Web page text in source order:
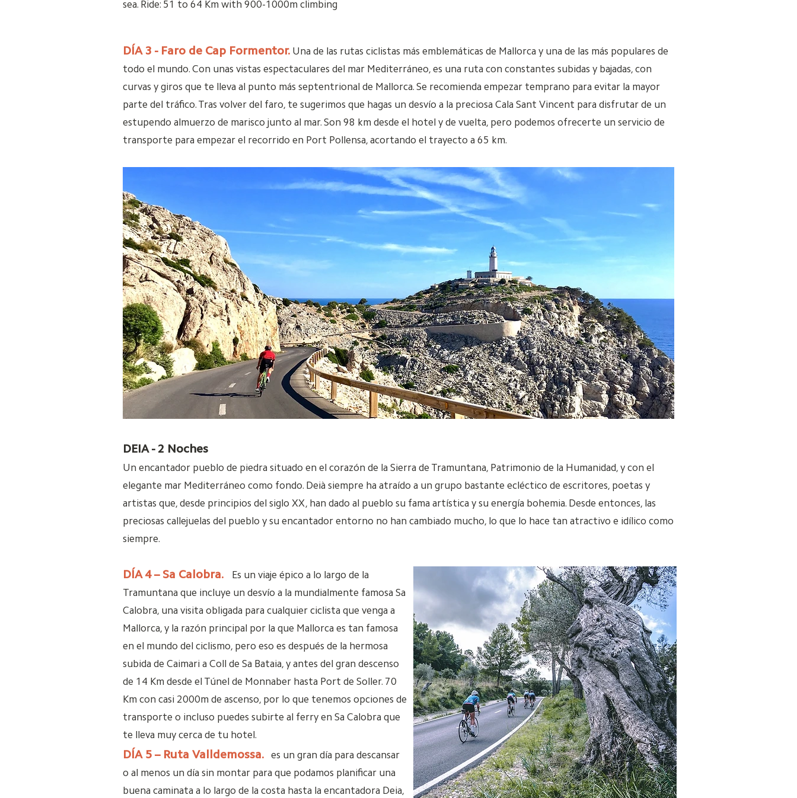
sea. Ride: 51 to 64 Km with 900-1000m climbing
DÍA 3 - Faro de Cap Formentor. Una de las rutas ciclistas más emblemáticas de Mallorca y una de las más populares de
todo el mundo. Con unas vistas espectaculares del mar Mediterráneo, es una ruta con constantes subidas y bajadas, con
curvas y giros que te lleva al punto más septentrional de Mallorca. Se recomienda empezar temprano para evitar la mayor
parte del tráfico. Tras volver del faro, te sugerimos que hagas un desvío a la preciosa Cala Sant Vincent para disfrutar de un
estupendo almuerzo de marisco junto al mar. Son 98 km desde el hotel y de vuelta, pero podemos ofrecerte un servicio de
transporte para empezar el recorrido en Port Pollensa, acortando el trayecto a 65 km.
DEIA - 2 Noches
Un encantador pueblo de piedra situado en el corazón de la Sierra de Tramuntana, Patrimonio de la Humanidad, y con el
elegante mar Mediterráneo como fondo. Deià siempre ha atraído a un grupo bastante ecléctico de escritores, poetas y
artistas que, desde principios del siglo XX, han dado al pueblo su fama artística y su energía bohemia. Desde entonces, las
preciosas callejuelas del pueblo y su encantador entorno no han cambiado mucho, lo que lo hace tan atractivo e idílico como
siempre.
DÍA 4 – Sa Calobra.
Es un viaje épico a lo largo de la
Tramuntana que incluye un desvío a la mundialmente famosa Sa
Calobra, una visita obligada para cualquier ciclista que venga a
Mallorca, y la razón principal por la que Mallorca es tan famosa
en el mundo del ciclismo, pero eso es después de la hermosa
subida de Caimari a Coll de Sa Bataia, y antes del gran descenso
de 14 Km desde el Túnel de Monnaber hasta Port de Soller. 70
Km con casi 2000m de ascenso, por lo que tenemos opciones de
transporte o incluso puedes subirte al ferry en Sa Calobra que
te lleva muy cerca de tu hotel.
DÍA 5 – Ruta Valldemossa.
es un gran día para descansar
o al menos un día sin montar para que podamos planificar una
buena caminata a lo largo de la costa hasta la encantadora Deia,